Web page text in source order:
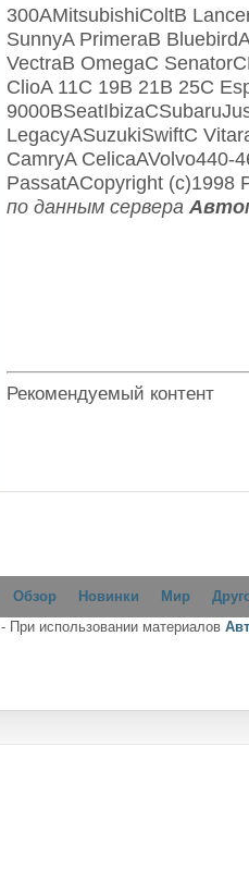
300AMitsubishiColtB
SunnyA PrimeraB
VectraB OmegaC
ClioA 11C 19B 21B 25C
LegacyASuzukiSwiftC
CamryA CelicaAVolvo440-
PassatACopyright (c)1998
по данным сервера
Рекомендуемый контент
Обзор Новинки Мир
- При использовании материалов